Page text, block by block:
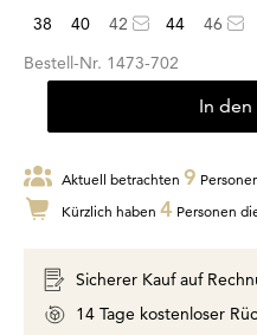
38 40 42 44 46
Bestell-Nr. 1473-702
In
Aktuell betrachten 9
Kürzlich haben 4 Personen
Sicherer Kauf auf
14 Tage kostenloser